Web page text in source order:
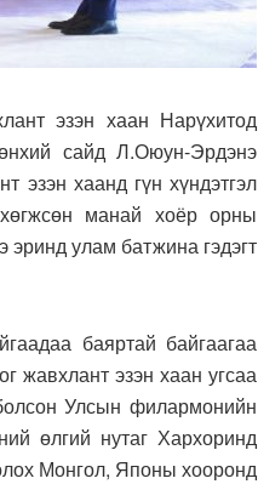
эзэн хаан Нарүхитод
сайд Л.Оюун-Эрдэнэ
хаанд гүн хүндэтгэл
манай хоёр орны
улам батжина гэдэгт
баяртай байгаагаа
жавхлант эзэн хаан угсаа
Улсын филармонийн
өлгий нутаг Хархоринд
Монгол, Японы хооронд